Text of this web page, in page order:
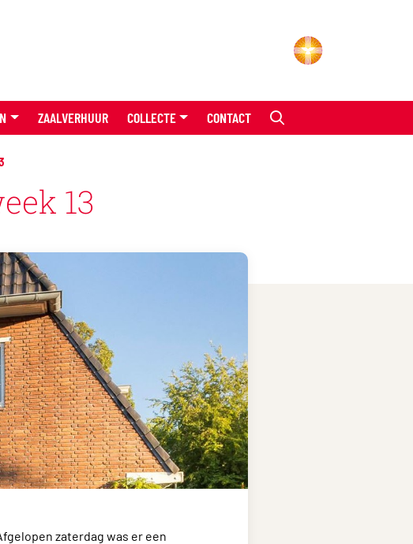
ZAALVERHUUR COLLECTE CONTACT
13
zaterdag was er een